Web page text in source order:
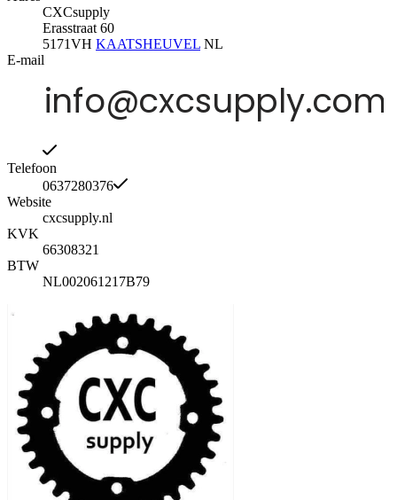
CXCsupply
Erasstraat 60
5171VH KAATSHEUVEL NL
E-mail
Telefoon
0637280376
Website
cxcsupply.nl
KVK
66308321
BTW
NL002061217B79